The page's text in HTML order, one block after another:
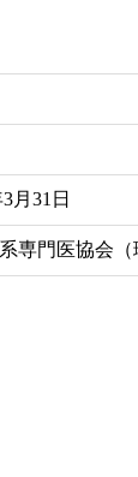
月31日
専門医協会（